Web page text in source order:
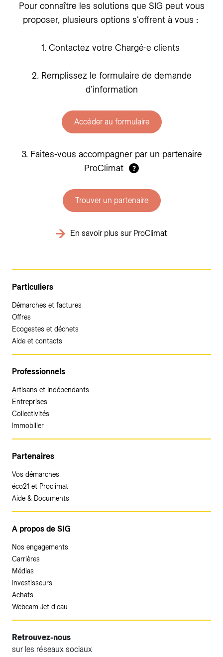
Pour connaître les solutions que SIG peut vous
proposer, plusieurs options s'offrent à vous :
1. Contactez votre Chargé∙e clients
2. Remplissez le formulaire de demande
d’information
Accéder au formulaire
3. Faites-vous accompagner par un partenaire
ProClimat
?
Trouver un partenaire
En savoir plus sur ProClimat
Particuliers
Démarches et factures
Offres
Ecogestes et déchets
Aide et contacts
Professionnels
Artisans et Indépendants
Entreprises
Collectivités
Immobilier
Partenaires
Vos démarches
éco21 et Proclimat
Aide & Documents
A propos de SIG
Nos engagements
Carrières
Médias
Investisseurs
Achats
Webcam Jet d'eau
Retrouvez-nous
sur les réseaux sociaux
Accéder à votre espace client SIG.